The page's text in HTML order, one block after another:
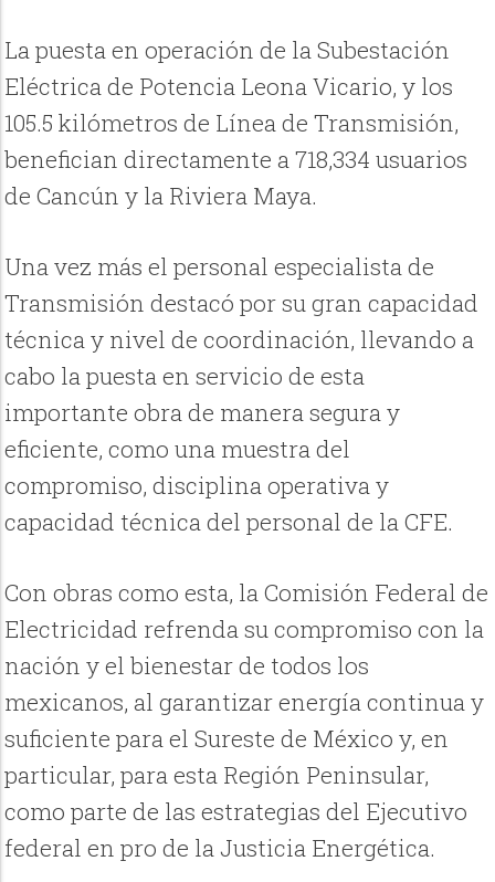
La puesta en operación de la Subestación
Eléctrica de Potencia Leona Vicario, y los
105.5 kilómetros de Línea de Transmisión,
benefician directamente a 718,334 usuarios
de Cancún y la Riviera Maya.
Una vez más el personal especialista de
Transmisión destacó por su gran capacidad
técnica y nivel de coordinación, llevando a
cabo la puesta en servicio de esta
importante obra de manera segura y
eficiente, como una muestra del
compromiso, disciplina operativa y
capacidad técnica del personal de la CFE.
Con obras como esta, la Comisión Federal de
Electricidad refrenda su compromiso con la
nación y el bienestar de todos los
mexicanos, al garantizar energía continua y
suficiente para el Sureste de México y, en
particular, para esta Región Peninsular,
como parte de las estrategias del Ejecutivo
federal en pro de la Justicia Energética.